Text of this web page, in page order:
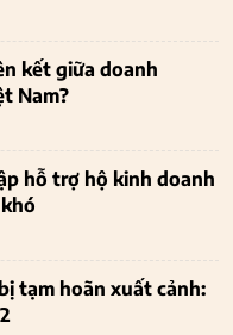
kết giữa doanh
Nam?
hỗ trợ hộ kinh doanh
tạm hoãn xuất cảnh: